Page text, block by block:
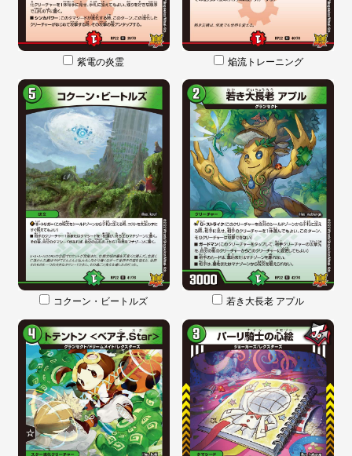
紫電の炎霊 焔流トレーニング
コクーン・ビートルズ 若き大長老 アプル